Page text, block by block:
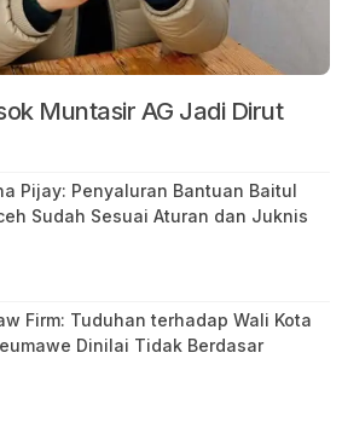
Muntasir AG Jadi Dirut
Pijay: Penyaluran Bantuan Baitul
Sudah Sesuai Aturan dan Juknis
Firm: Tuduhan terhadap Wali Kota
Dinilai Tidak Berdasar